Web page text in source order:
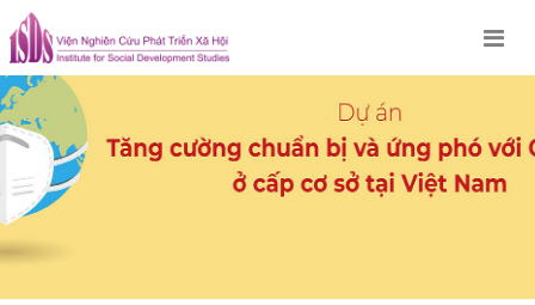
Skip
to
content